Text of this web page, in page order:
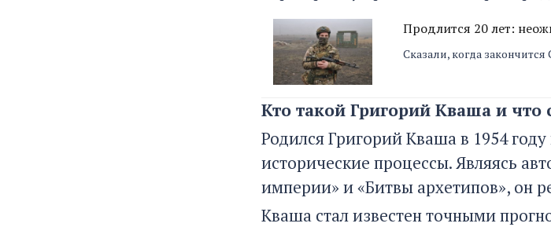
Продлится 20 лет:
Сказали, когда закончится
Кто такой Григорий Кваша и что
Родился Григорий Кваша в 1954
исторические процессы. Являясь
империи» и «Битвы архетипов», он
Кваша стал известен точными